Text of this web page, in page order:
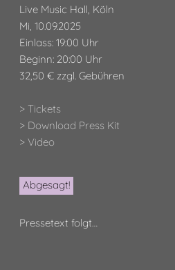
Live Music Hall, Köln
Mi, 10.09.2025
Einlass: 19:00 Uhr
Beginn: 20:00 Uhr
32,50 € zzgl. Gebühren
> Tickets
> Download Press Kit
> Video
Abgesagt!
Pressetext folgt…